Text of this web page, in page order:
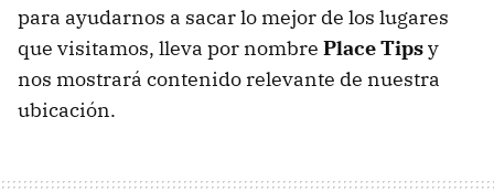
para ayudarnos a sacar lo mejor de los lugares
que visitamos, lleva por nombre Place Tipsy
nos mostrará contenido relevante de nuestra
ubicación.